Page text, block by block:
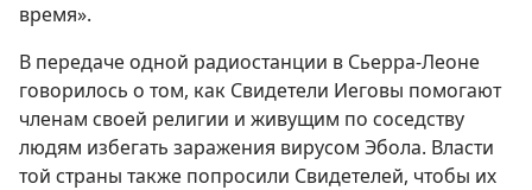
время».
В передаче одной радиостанции в Сьерра-Леоне
говорилось о том, как Свидетели Иеговы помогают
членам своей религии и живущим по соседству
людям избегать заражения вирусом Эбола. Власти
той страны также попросили Свидетелей, чтобы их